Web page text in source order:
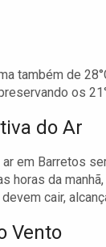
também de
os
do Ar
em Barretos
horas da
cair,
Vento